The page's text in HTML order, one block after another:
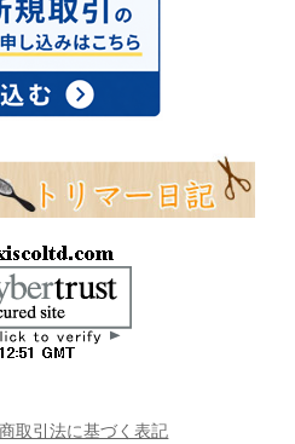
取引法に基づく表記